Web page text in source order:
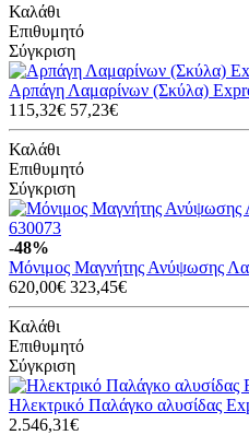
Καλάθι
Επιθυμητό
Σύγκριση
Αρπάγη Λαμαρίνων (Σκύλα)
115,32€ 57,23€
Καλάθι
Επιθυμητό
Σύγκριση
-48%
Μόνιμος Μαγνήτης Ανύψωσης
620,00€ 323,45€
Καλάθι
Επιθυμητό
Σύγκριση
Ηλεκτρικό Παλάγκο αλυσίδας
2.546,31€